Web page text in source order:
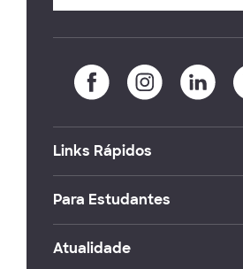
Links Rápidos
Para Estudantes
Atualidade